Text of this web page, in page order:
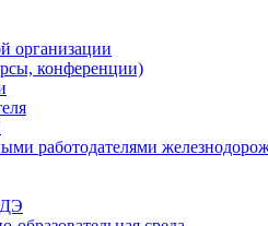
организации
конференции)
работодателями
ДЭ